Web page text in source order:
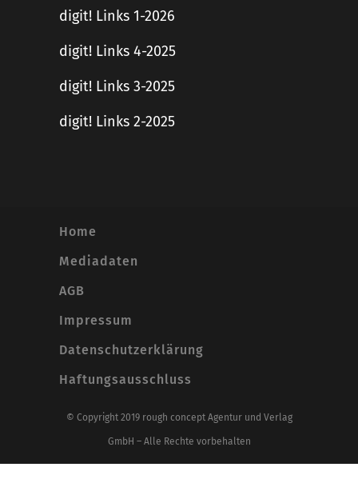
digit! Links 1-2026
digit! Links 4-2025
digit! Links 3-2025
digit! Links 2-2025
Home
Mediadaten
AGB
Impressum
Datenschutzerklärung
Haftungsausschluss
© Copyright 2019 rough concept Agentur und Verlag
GmbH – Alle Rechte vorbehalten